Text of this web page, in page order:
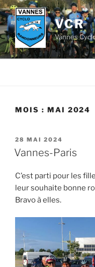
Aller
au
contenu
principal
VCR
Vannes
MOIS : MAI 2024
PUBLIÉ
LE
28 MAI 2024
Vannes-Paris
C’est parti pour les
leur souhaite bonne
Bravo à elles.